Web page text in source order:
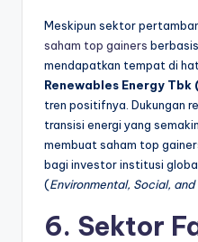
Meskipun sektor
saham top gainers
mendapatkan tempat di
Renewables Energy Tbk
tren positifnya. Dukungan
transisi energi yang
membuat saham top
bagi investor institusi
(Environmental, Social,
6. Sektor